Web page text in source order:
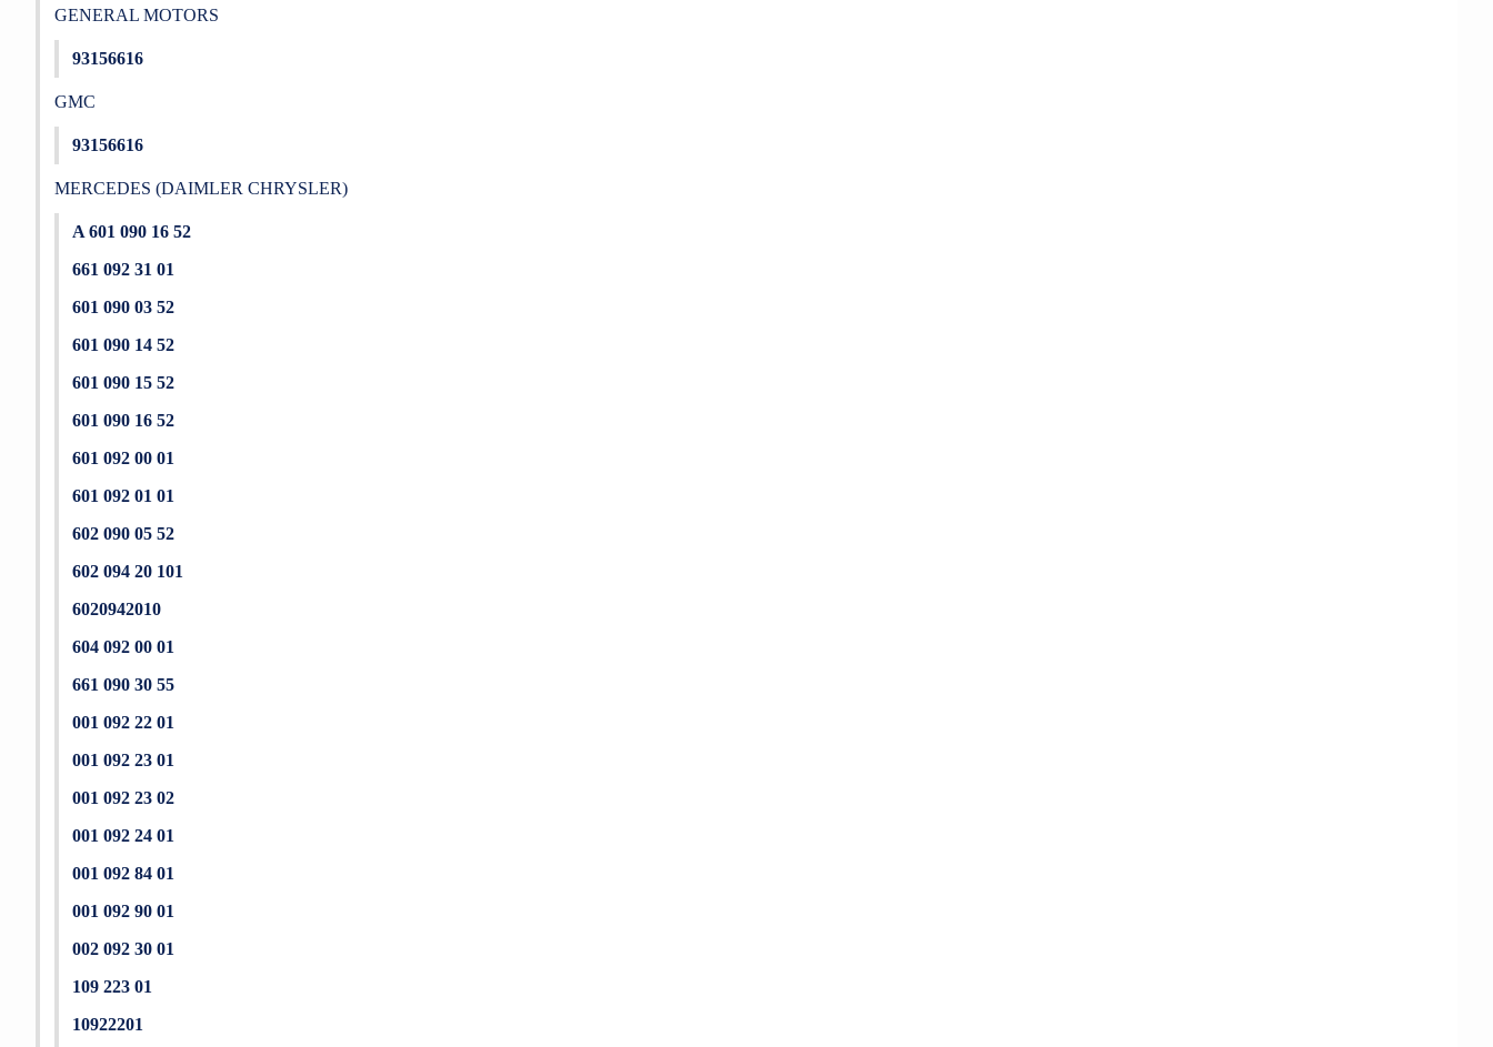
GENERAL MOTORS
93156616
GMC
93156616
MERCEDES (DAIMLER CHRYSLER)
A 601 090 16 52
661 092 31 01
601 090 03 52
601 090 14 52
601 090 15 52
601 090 16 52
601 092 00 01
601 092 01 01
602 090 05 52
602 094 20 101
6020942010
604 092 00 01
661 090 30 55
001 092 22 01
001 092 23 01
001 092 23 02
001 092 24 01
001 092 84 01
001 092 90 01
002 092 30 01
109 223 01
10922201